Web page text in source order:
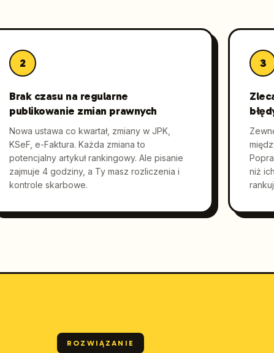
2
Brak czasu na regularne
publikowanie zmian prawnych
Nowa ustawa co kwartał, zmiany w JPK,
KSeF, e-Faktura. Każda zmiana to
potencjalny artykuł rankingowy. Ale pisanie
zajmuje 4 godziny, a Ty masz rozliczenia i
kontrole skarbowe.
3
niż
ROZWIĄZANIE